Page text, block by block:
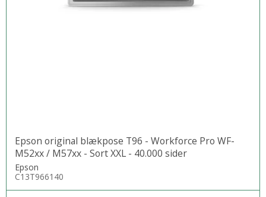
Epson original blækpose T96 - Workforce Pro WF-
M52xx / M57xx - Sort XXL - 40.000 sider
Epson
C13T966140